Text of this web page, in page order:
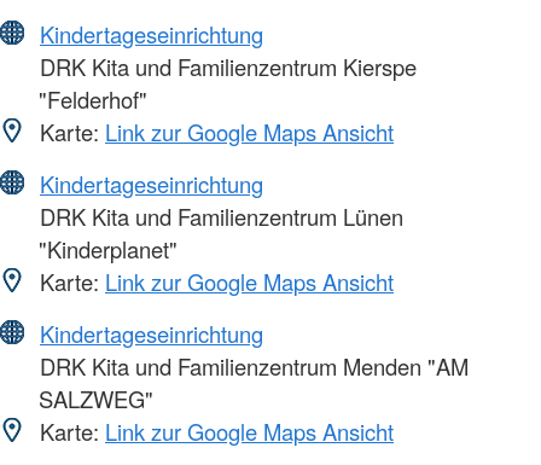
Kindertageseinrichtung
DRK Kita und Familienzentrum Kierspe
"Felderhof"
Karte: Link zur Google Maps Ansicht
Kindertageseinrichtung
DRK Kita und Familienzentrum Lünen
"Kinderplanet"
Karte: Link zur Google Maps Ansicht
Kindertageseinrichtung
DRK Kita und Familienzentrum Menden "AM
SALZWEG"
Karte: Link zur Google Maps Ansicht